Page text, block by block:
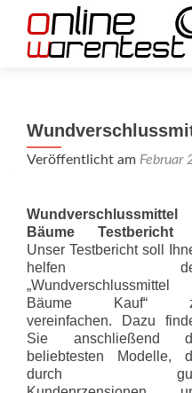
Veröffentlicht am Februar
Wundverschlussmittel
Bäume Testbericht
Unser Testbericht soll
helfen
„Wundverschlussmittel
Bäume Kauf“
vereinfachen. Dazu
Sie anschließend
beliebtesten Modelle,
durch